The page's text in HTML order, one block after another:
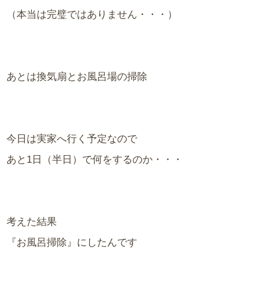
（本当は完璧ではありません・・・）
あとは換気扇とお風呂場の掃除
今日は実家へ行く予定なので
あと1日（半日）で何をするのか・・・
考えた結果
『お風呂掃除』にしたんです